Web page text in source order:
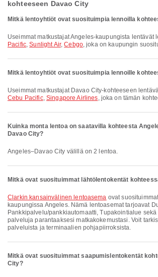
kohteeseen Davao City
Mitkä lentoyhtiöt ovat suosituimpia lennoilla
Useimmat matkustajat Angeles-kaupungista lentävät
Pacific,Sunlight Air,Cebgo, joka on kaupungin
Mitkä lentoyhtiöt ovat suosituimpia lennoille
Useimmat matkustajat Davao City-kohteeseen
Cebu Pacific, Singapore Airlines, joka on tämän
Kuinka monta lentoa on saatavilla kohteesta
Davao City?
Angeles–Davao City välillä on 2 lentoa.
Mitkä ovat suosituimmat lähtölentokentät
Clarkin kansainvälinen lentoasema ovat
kaupungissa Angeles. Nämä lentoasemat tarjoavat
Pankkipalvelu/pankkiautomaatti, Tupakointialue
palveluja parantaaksesi matkakokemustasi. Voit
palveluista ja terminaalien pohjapiirroksista.
Mitkä ovat suosituimmat saapumislentokentät
City?